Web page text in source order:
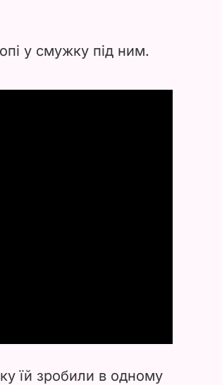
у смужку під ним.
їй зробили в одному